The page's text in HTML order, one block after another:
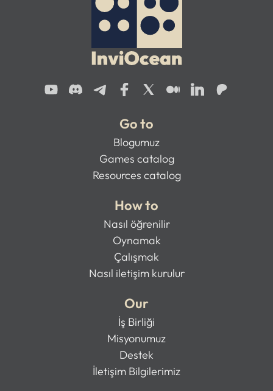
Go to
Blogumuz
Games catalog
Resources catalog
How to
Nasıl öğrenilir
Oynamak
Çalışmak
Nasıl iletişim kurulur
Our
İş Birliği
Misyonumuz
Destek
İletişim Bilgilerimiz